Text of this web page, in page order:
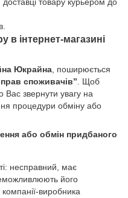
товару курьером до
в інтернет-магазині
Юкрайна, поширюється
споживачів”. Щоб
Вас звернути увагу на
процедури обміну або
або обмін придбаного
несправний, має
його
виробника